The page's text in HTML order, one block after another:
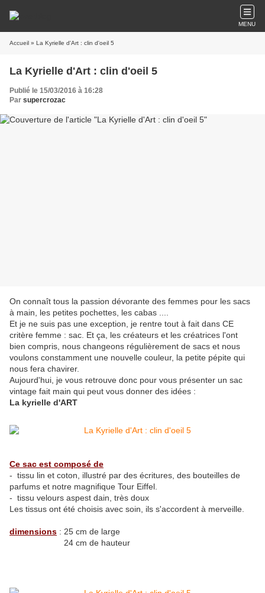
MENU
Accueil » La Kyrielle d'Art : clin d'oeil 5
La Kyrielle d'Art : clin d'oeil 5
Publié le 15/03/2016 à 16:28
Par supercrozac
On connaît tous la passion dévorante des femmes pour les sacs
à main, les petites pochettes, les cabas ....
Et je ne suis pas une exception, je rentre tout à fait dans CE
critère femme : sac. Et ça, les créateurs et les créatrices l'ont
bien compris, nous changeons régulièrement de sacs et nous
voulons constamment une nouvelle couleur, la petite pépite qui
nous fera chavirer.
Aujourd'hui, je vous retrouve donc pour vous présenter un sac
vintage fait main qui peut vous donner des idées :
La kyrielle d'ART
Ce sac est composé de
- tissu lin et coton, illustré par des écritures, des bouteilles de
parfums et notre magnifique Tour Eiffel.
- tissu velours aspest dain, très doux
Les tissus ont été choisis avec soin, ils s'accordent à merveille.
dimensions : 25 cm de large
24 cm de hauteur